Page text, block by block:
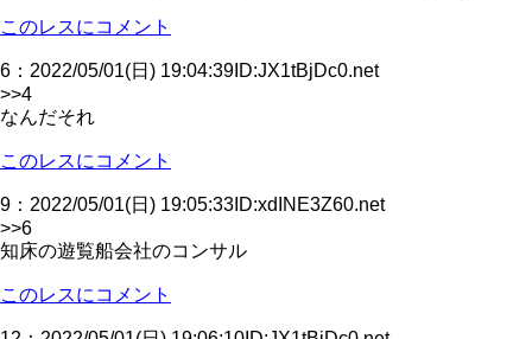
このレスにコメント
6 ： 2022/05/01(日) 19:04:39 ID:JX1tBjDc0.net
>>4
なんだそれ
このレスにコメント
9 ： 2022/05/01(日) 19:05:33 ID:xdINE3Z60.net
>>6
知床の遊覧船会社のコンサル
このレスにコメント